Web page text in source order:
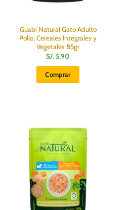
Guabi Natural Gato Adulto
Pollo, Cereales Integrales y
Vegetales 85gr
S/. 5.90
Comprar